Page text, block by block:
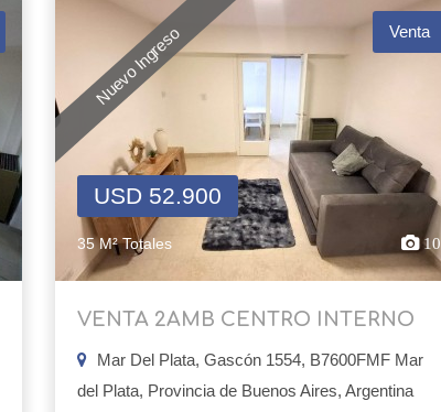
Nuevo Ingreso Venta
USD 52.900
35 M² Totales 10
VENTA 2AMB CENTRO INTERNO
Mar Del Plata, Gascón 1554, B7600FMF Mar
del Plata, Provincia de Buenos Aires, Argentina